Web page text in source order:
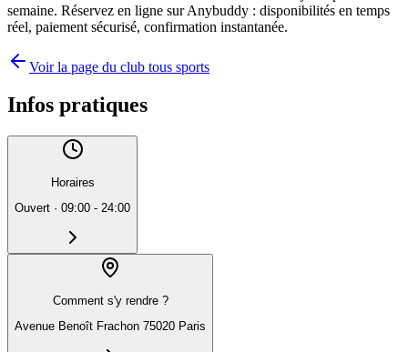
semaine. Réservez en ligne sur Anybuddy : disponibilités en temps
réel, paiement sécurisé, confirmation instantanée.
Voir la page du club tous sports
Infos pratiques
Horaires
Ouvert · 09:00 - 24:00
Comment s'y rendre ?
Avenue Benoît Frachon 75020 Paris